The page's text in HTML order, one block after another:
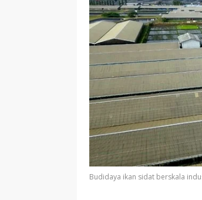
Budidaya ikan sidat berskala